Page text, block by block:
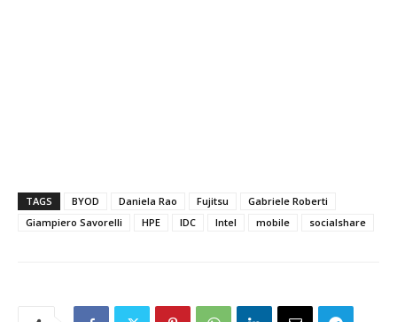
TAGS BYOD Daniela Rao Fujitsu
Gabriele Roberti
Giampiero Savorelli
HPE IDC Intel mobile socialshare